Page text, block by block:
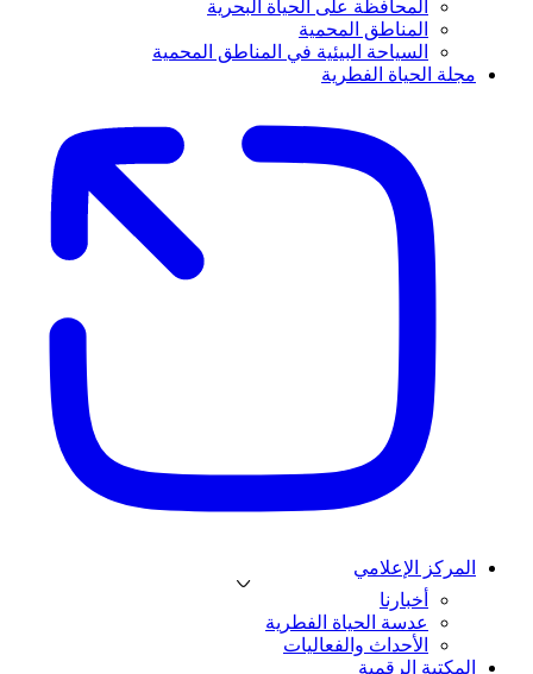
المحافظة على الحياة البحرية
المناطق المحمية
السياحة البيئية في المناطق المحمية
مجلة الحياة الفطرية
المركز الإعلامي
أخبارنا
عدسة الحياة الفطرية
الأحداث والفعاليات
المكتبة الرقمية